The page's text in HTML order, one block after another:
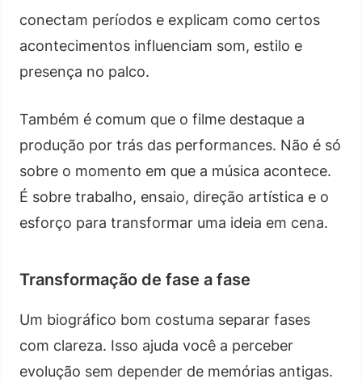
conectam períodos e explicam como certos
acontecimentos influenciam som, estilo e
presença no palco.
Também é comum que o filme destaque a
produção por trás das performances. Não é só
sobre o momento em que a música acontece.
É sobre trabalho, ensaio, direção artística e o
esforço para transformar uma ideia em cena.
Transformação de fase a fase
Um biográfico bom costuma separar fases
com clareza. Isso ajuda você a perceber
evolução sem depender de memórias antigas.